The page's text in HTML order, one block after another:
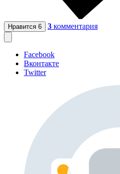
Нравится 6 3 комментария
Facebook
Вконтакте
Twitter